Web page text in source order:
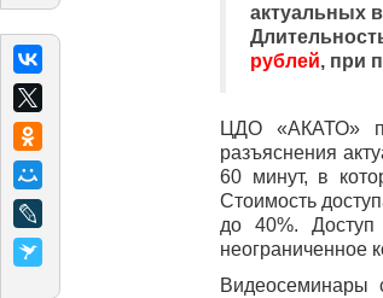
актуальных
рублей, при
ЦДО «АКАТО»
разъяснения
60 минут, в
Стоимость
до 40%. Доступ
неограниченное
Видеосеминары